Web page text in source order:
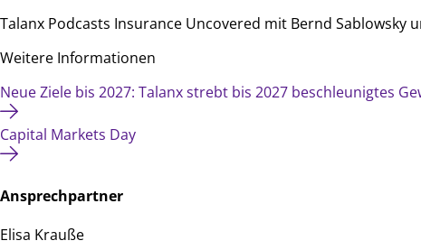
Talanx Podcasts Insurance Uncovered mit Bernd Sablowsky
Weitere Informationen
Neue Ziele bis 2027: Talanx strebt bis 2027 beschleunigtes
Capital Markets Day
Ansprechpartner
Elisa Krauße